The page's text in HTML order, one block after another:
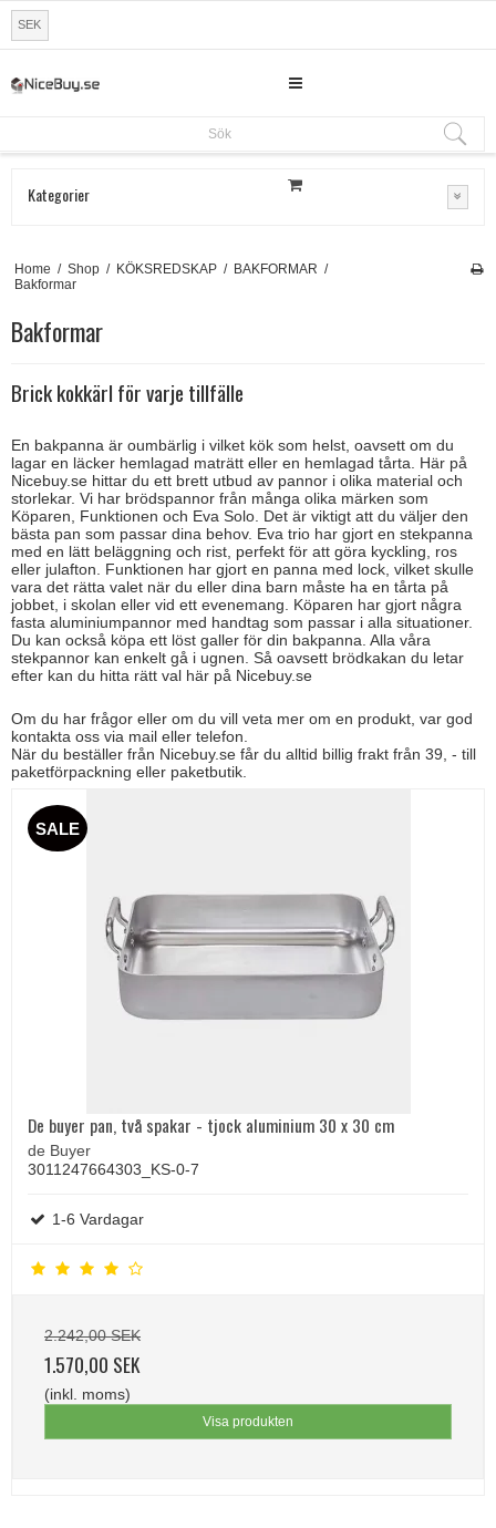
SEK
Sök
Kategorier
Home / Shop / KÖKSREDSKAP / BAKFORMAR /
Bakformar
Bakformar
Brick kokkärl för varje tillfälle
En bakpanna är oumbärlig i vilket kök som helst, oavsett om du
lagar en läcker hemlagad maträtt eller en hemlagad tårta. Här på
Nicebuy.se hittar du ett brett utbud av pannor i olika material och
storlekar. Vi har brödspannor från många olika märken som
Köparen, Funktionen och Eva Solo. Det är viktigt att du väljer den
bästa pan som passar dina behov. Eva trio har gjort en stekpanna
med en lätt beläggning och rist, perfekt för att göra kyckling, ros
eller julafton. Funktionen har gjort en panna med lock, vilket skulle
vara det rätta valet när du eller dina barn måste ha en tårta på
jobbet, i skolan eller vid ett evenemang. Köparen har gjort några
fasta aluminiumpannor med handtag som passar i alla situationer.
Du kan också köpa ett löst galler för din bakpanna. Alla våra
stekpannor kan enkelt gå i ugnen. Så oavsett brödkakan du letar
efter kan du hitta rätt val här på Nicebuy.se
Om du har frågor eller om du vill veta mer om en produkt, var god
kontakta oss via mail eller telefon.
När du beställer från Nicebuy.se får du alltid billig frakt från 39, - till
paketförpackning eller paketbutik.
SALE
De buyer pan, två spakar - tjock aluminium 30 x 30 cm
de Buyer
3011247664303_KS-0-7
1-6 Vardagar
2.242,00 SEK
1.570,00 SEK
(inkl. moms)
Visa produkten